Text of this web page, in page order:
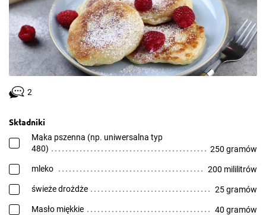
2
Składniki
Mąka pszenna (np. uniwersalna typ
480)
250 gramów
mleko 200 mililitrów
świeże drożdże 25 gramów
Masło miękkie 40 gramów